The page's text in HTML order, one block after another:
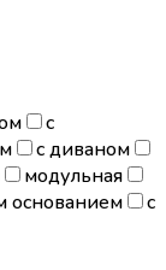
с
с диваном
модульная
основанием
с